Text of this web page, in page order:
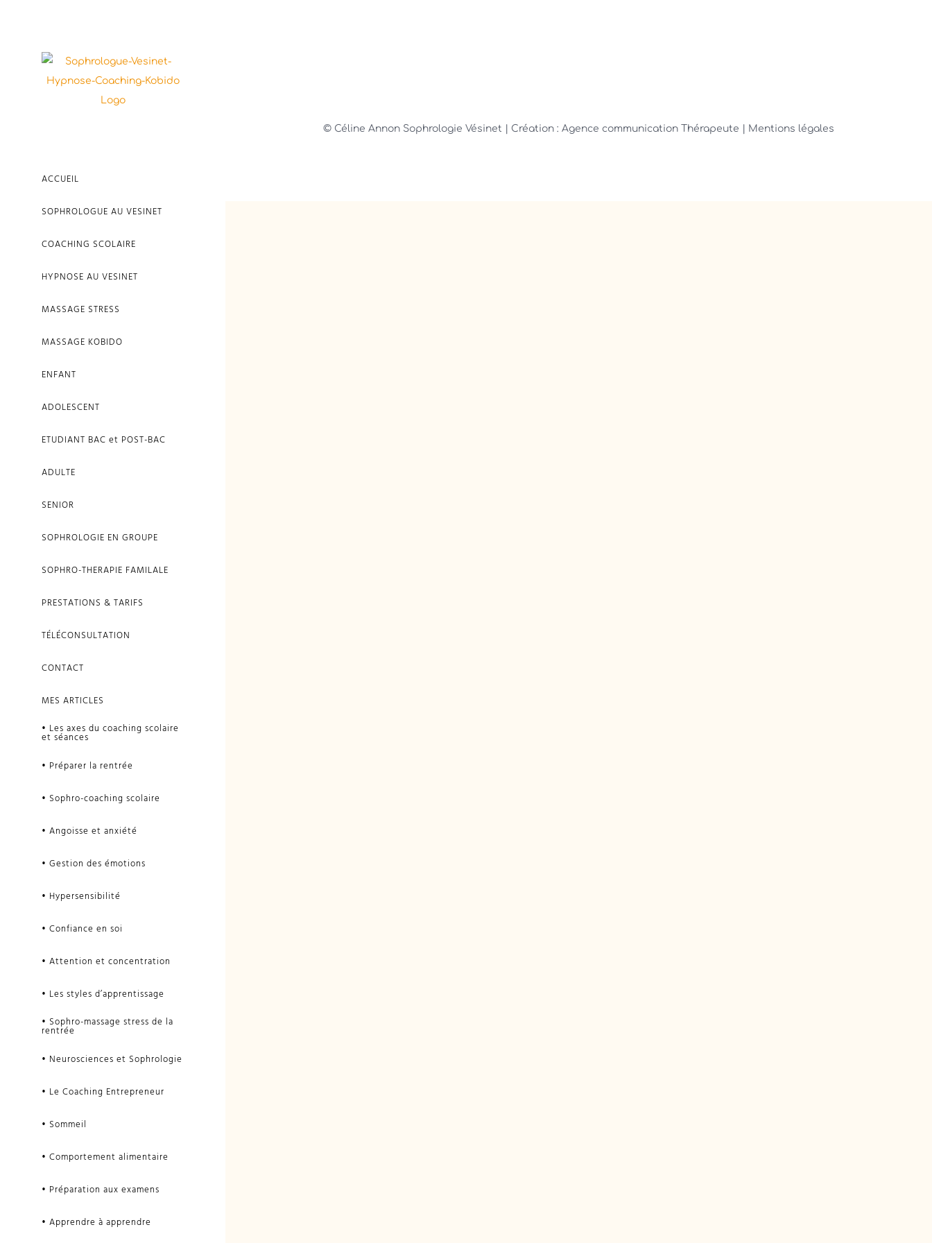
ACCUEIL
SOPHROLOGUE AU VESINET
COACHING SCOLAIRE
HYPNOSE AU VESINET
MASSAGE STRESS
MASSAGE KOBIDO
ENFANT
ADOLESCENT
ETUDIANT BAC et POST-BAC
ADULTE
SENIOR
SOPHROLOGIE EN GROUPE
SOPHRO-THERAPIE FAMILALE
PRESTATIONS & TARIFS
TÉLÉCONSULTATION
CONTACT
MES ARTICLES
• Les axes du coaching scolaire
et séances
• Préparer la rentrée
• Sophro-coaching scolaire
• Angoisse et anxiété
• Gestion des émotions
• Hypersensibilité
• Confiance en soi
• Attention et concentration
• Les styles d’apprentissage
• Sophro-massage stress de la
rentrée
• Neurosciences et Sophrologie
• Le Coaching Entrepreneur
• Sommeil
• Comportement alimentaire
• Préparation aux examens
• Apprendre à apprendre
© Céline Annon Sophrologie Vésinet | Création : Agence communication Thérapeute | Mentions légales